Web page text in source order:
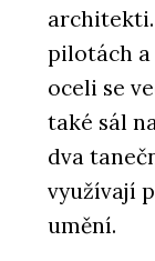
architekti.
pilotách
oceli se
také sál
dva
využívají
umění.